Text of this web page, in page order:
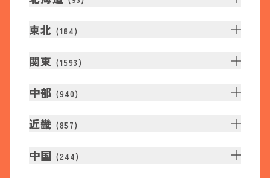
東北 (184)
関東 (1593 )
中部 (940)
近畿 (857)
中国 (244)